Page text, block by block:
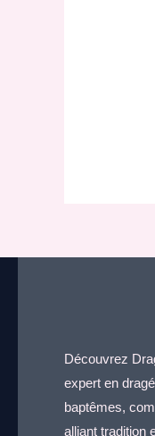
Découvrez
expert en
baptêmes,
alliant tradition